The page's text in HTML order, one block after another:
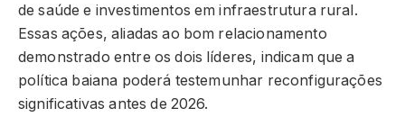
de saúde e investimentos em infraestrutura rural.
Essas ações, aliadas ao bom relacionamento
demonstrado entre os dois líderes, indicam que a
política baiana poderá testemunhar reconfigurações
significativas antes de 2026.